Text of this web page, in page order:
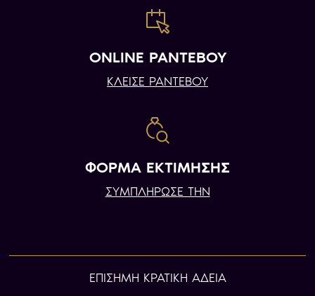
ONLINE ΡΑΝΤΕΒΟΥ
ΚΛΕΙΣΕ ΡΑΝΤΕΒΟΥ
ΦΟΡΜΑ ΕΚΤΙΜΗΣΗΣ
ΣΥΜΠΛΗΡΩΣΕ ΤΗΝ
ΕΠIΣΗΜΗ ΚΡΑΤΙΚΗ ΑΔΕΙΑ